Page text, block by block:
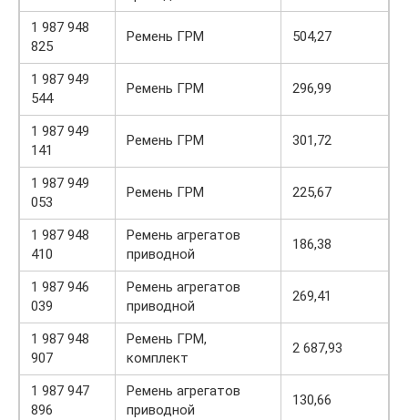
1 987 948
825
Ремень ГРМ 504,27
1 987 949
544
Ремень ГРМ 296,99
1 987 949
141
Ремень ГРМ 301,72
1 987 949
053
Ремень ГРМ 225,67
1 987 948
410
Ремень агрегатов
приводной
186,38
1 987 946
039
Ремень агрегатов
приводной
269,41
1 987 948
907
Ремень ГРМ,
комплект
2 687,93
1 987 947
896
Ремень агрегатов
приводной
130,66